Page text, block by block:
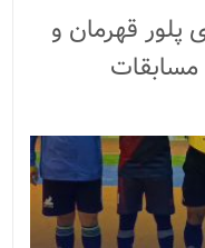
پلور قهرمان و
مسابقات